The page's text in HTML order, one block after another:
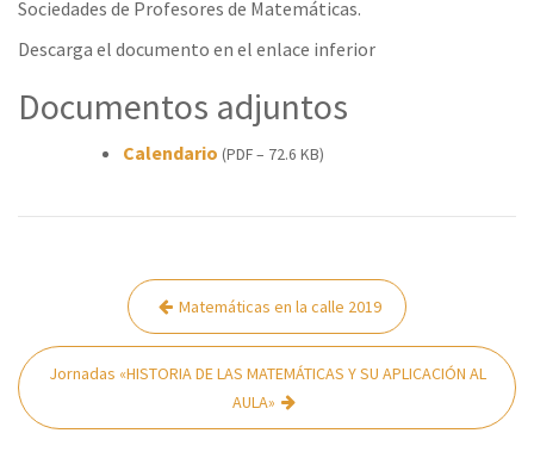
Sociedades de Profesores de Matemáticas.
Descarga el documento en el enlace inferior
Documentos adjuntos
Calendario (PDF – 72.6 KB)
Navegación
entradas
Matemáticas en la calle 2019
Jornadas «HISTORIA DE LAS MATEMÁTICAS Y SU APLICACIÓN AL
AULA»